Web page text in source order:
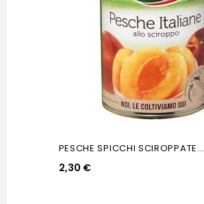
PESCHE SPICCHI SCIROPPATE...
2,30 €